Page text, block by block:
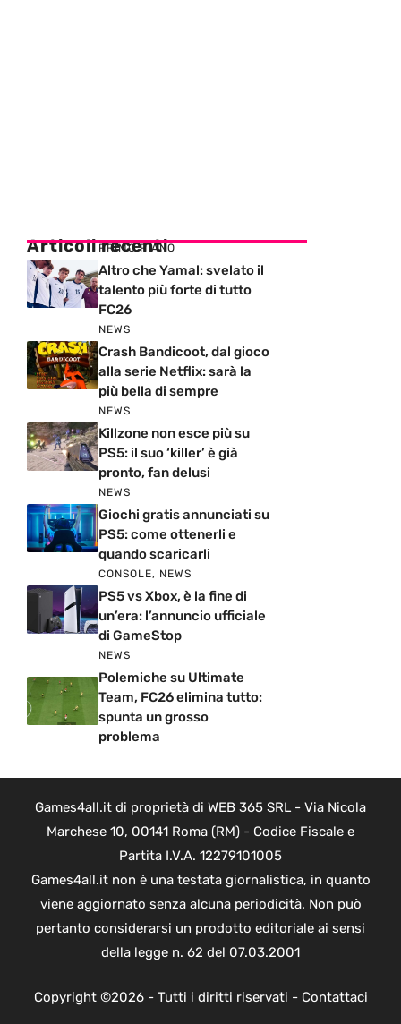
Articoli recenti
PRIMO PIANO
Altro che Yamal: svelato il
talento più forte di tutto
FC26
NEWS
Crash Bandicoot, dal gioco
alla serie Netflix: sarà la
più bella di sempre
NEWS
Killzone non esce più su
PS5: il suo ‘killer’ è già
pronto, fan delusi
NEWS
Giochi gratis annunciati su
PS5: come ottenerli e
quando scaricarli
CONSOLE, NEWS
PS5 vs Xbox, è la fine di
un’era: l’annuncio ufficiale
di GameStop
NEWS
Polemiche su Ultimate
Team, FC26 elimina tutto:
spunta un grosso
problema
Games4all.it di proprietà di WEB 365 SRL - Via Nicola
Marchese 10, 00141 Roma (RM) - Codice Fiscale e
Partita I.V.A. 12279101005
Games4all.it non è una testata giornalistica, in quanto
viene aggiornato senza alcuna periodicità. Non può
pertanto considerarsi un prodotto editoriale ai sensi
della legge n. 62 del 07.03.2001
Copyright ©2026 - Tutti i diritti riservati - Contattaci